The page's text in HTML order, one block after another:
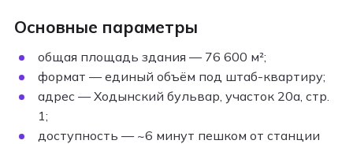
Основные параметры
общая площадь здания — 76 600 м²;
формат — единый объём под штаб-квартиру;
адрес — Ходынский бульвар, участок 20а, стр.
1;
доступность — ~6 минут пешком от станции